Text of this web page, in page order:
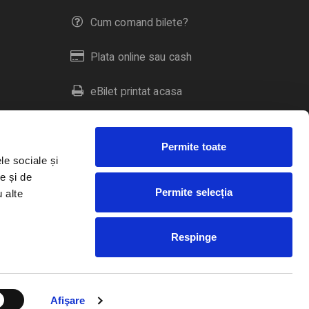
sociale și
și de
alte
Afişare
Permite toate
Permite selecția
Respinge
Cum comand bilete?
Plata online sau cash
eBilet printat acasa
Livrare prin curier
Duplicare bilete